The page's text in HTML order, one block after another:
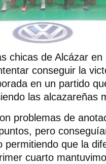
chicas de Alcázar
conseguir la
en un partido
las alcazareñas
problemas de
pero
permitiendo que la
cuarto